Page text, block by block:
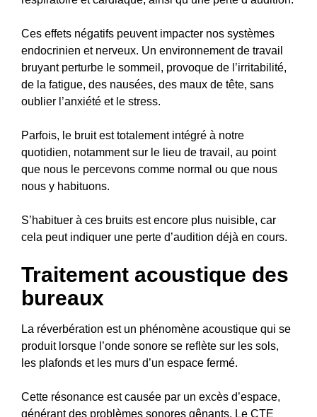
Ces effets négatifs peuvent impacter nos systèmes
endocrinien et nerveux. Un environnement de travail
bruyant perturbe le sommeil, provoque de l’irritabilité,
de la fatigue, des nausées, des maux de tête, sans
oublier l’anxiété et le stress.
Parfois, le bruit est totalement intégré à notre
quotidien, notamment sur le lieu de travail, au point
que nous le percevons comme normal ou que nous
nous y habituons.
S’habituer à ces bruits est encore plus nuisible, car
cela peut indiquer une perte d’audition déjà en cours.
Traitement acoustique des
bureaux
La réverbération est un phénomène acoustique qui se
produit lorsque l’onde sonore se reflète sur les sols,
les plafonds et les murs d’un espace fermé.
Cette résonance est causée par un excès d’espace,
générant des problèmes sonores gênants. Le CTE